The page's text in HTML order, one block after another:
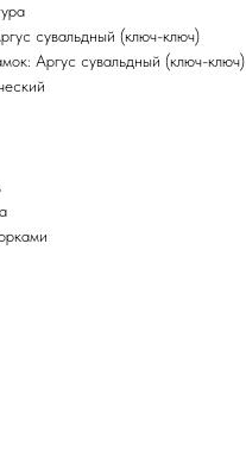
сувальдный (ключ-ключ)
Аргус сувальдный (ключ-ключ)